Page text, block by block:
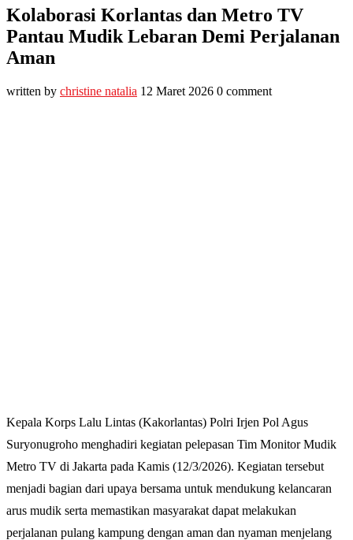
Kolaborasi Korlantas dan Metro TV
Pantau Mudik Lebaran Demi Perjalanan
Aman
written by christine natalia 12 Maret 2026 0 comment
Kepala Korps Lalu Lintas (Kakorlantas) Polri Irjen Pol Agus
Suryonugroho menghadiri kegiatan pelepasan Tim Monitor Mudik
Metro TV di Jakarta pada Kamis (12/3/2026). Kegiatan tersebut
menjadi bagian dari upaya bersama untuk mendukung kelancaran
arus mudik serta memastikan masyarakat dapat melakukan
perjalanan pulang kampung dengan aman dan nyaman menjelang